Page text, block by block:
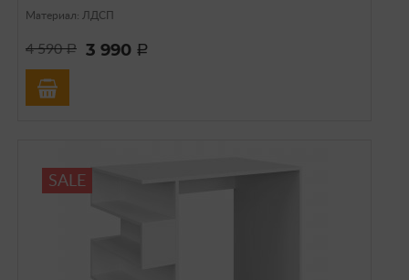
Материал: ЛДСП
4 590a 3 990 a
SALE